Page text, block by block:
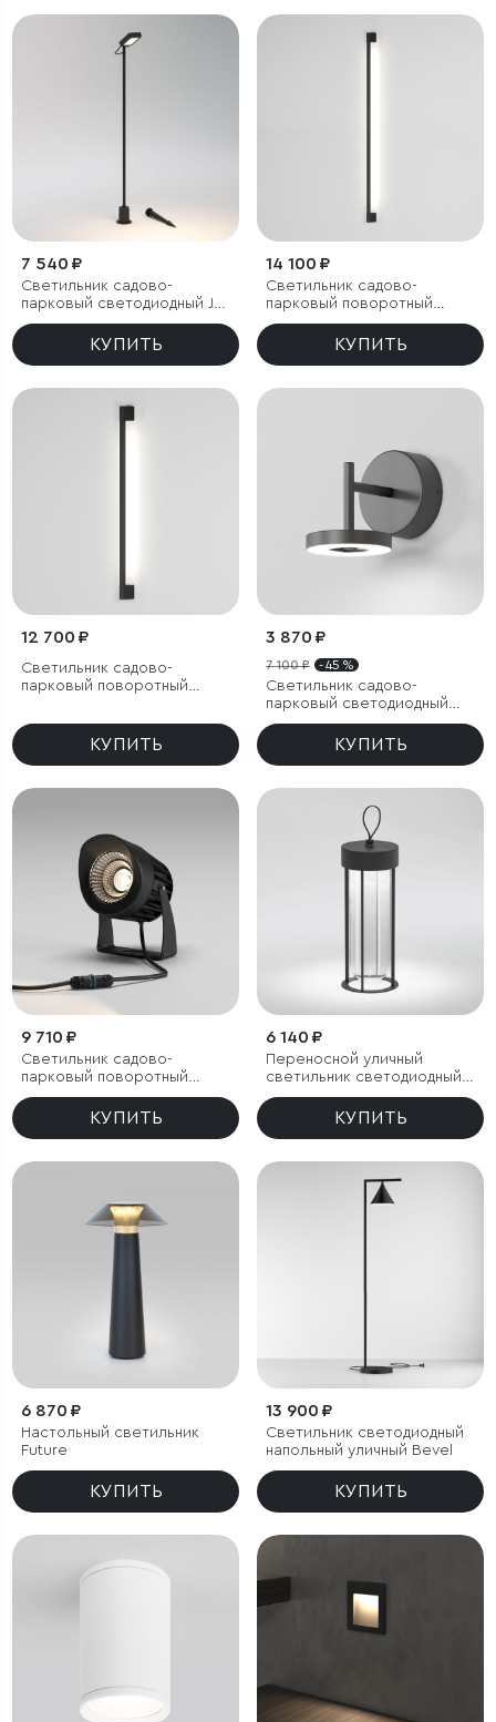
7 540 ₽
Светильник садово-
парковый светодиодный Joli
черный
КУПИТЬ
14 100 ₽
Светильник садово-
парковый поворотный
Argos 12W 4000K черный
КУПИТЬ
12 700 ₽
Светильник садово-
парковый поворотный
КУПИТЬ
3 870 ₽
7 100 ₽ - 45 %
Светильник садово-
парковый светодиодный
Verano черный
КУПИТЬ
9 710 ₽
Светильник садово-
парковый поворотный
Landscape 15W черный
КУПИТЬ
6 140 ₽
Переносной уличный
светильник светодиодный
Ritz черный
КУПИТЬ
6 870 ₽
Настольный светильник
Future
КУПИТЬ
13 900 ₽
Светильник светодиодный
напольный уличный Bevel
КУПИТЬ